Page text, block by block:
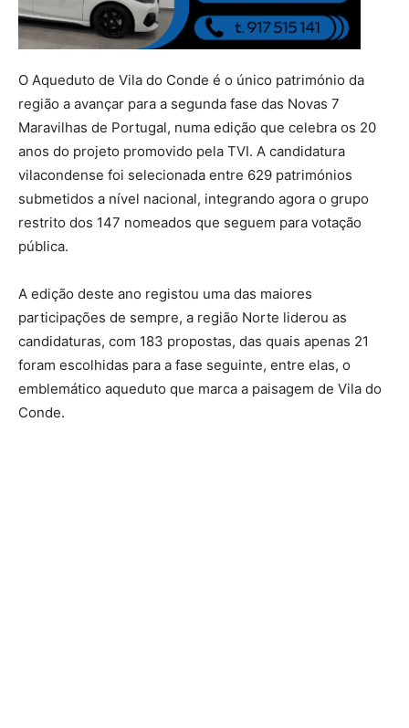
O Aqueduto de Vila do Conde é o único património da
região a avançar para a segunda fase das Novas 7
Maravilhas de Portugal, numa edição que celebra os 20
anos do projeto promovido pela TVI. A candidatura
vilacondense foi selecionada entre 629 patrimónios
submetidos a nível nacional, integrando agora o grupo
restrito dos 147 nomeados que seguem para votação
pública.
A edição deste ano registou uma das maiores
participações de sempre, a região Norte liderou as
candidaturas, com 183 propostas, das quais apenas 21
foram escolhidas para a fase seguinte, entre elas, o
emblemático aqueduto que marca a paisagem de Vila do
Conde.